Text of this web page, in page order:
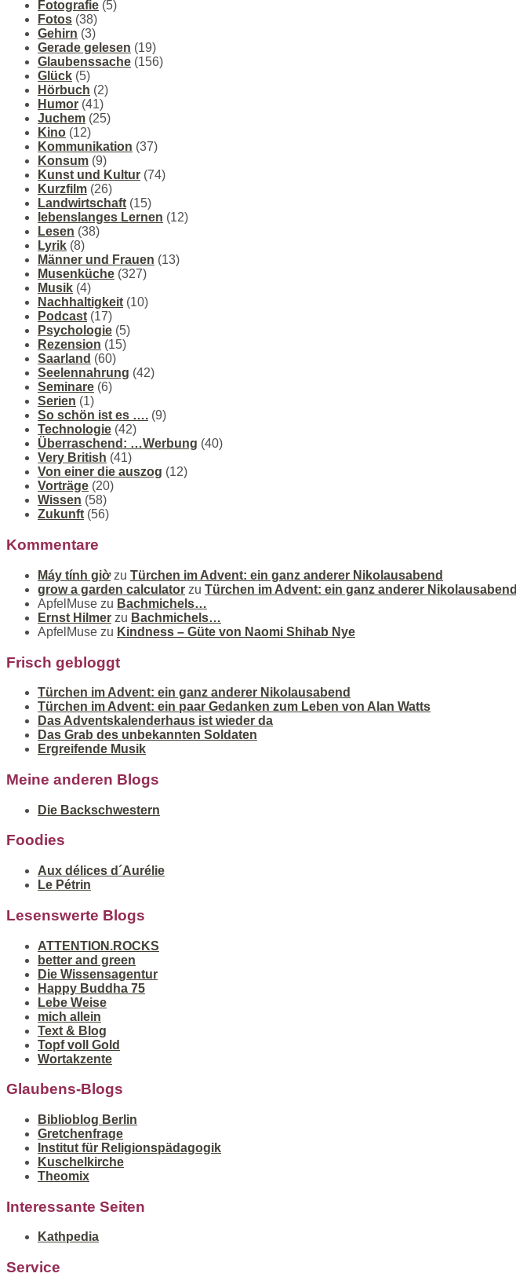
Fotografie (5)
Fotos (38)
Gehirn (3)
Gerade gelesen (19)
Glaubenssache (156)
Glück (5)
Hörbuch (2)
Humor (41)
Juchem (25)
Kino (12)
Kommunikation (37)
Konsum (9)
Kunst und Kultur (74)
Kurzfilm (26)
Landwirtschaft (15)
lebenslanges Lernen (12)
Lesen (38)
Lyrik (8)
Männer und Frauen (13)
Musenküche (327)
Musik (4)
Nachhaltigkeit (10)
Podcast (17)
Psychologie (5)
Rezension (15)
Saarland (60)
Seelennahrung (42)
Seminare (6)
Serien (1)
So schön ist es …. (9)
Technologie (42)
Überraschend: …Werbung (40)
Very British (41)
Von einer die auszog (12)
Vorträge (20)
Wissen (58)
Zukunft (56)
Kommentare
Máy tính giờzu Türchen im Advent: ein ganz anderer Nikolausabend
grow a garden calculator zu Türchen im Advent: ein ganz anderer Nikolausabend
ApfelMuse zu Bachmichels…
Ernst Hilmer zu Bachmichels…
ApfelMuse zu Kindness – Güte von Naomi Shihab Nye
Frisch gebloggt
Türchen im Advent: ein ganz anderer Nikolausabend
Türchen im Advent: ein paar Gedanken zum Leben von Alan Watts
Das Adventskalenderhaus ist wieder da
Das Grab des unbekannten Soldaten
Ergreifende Musik
Meine anderen Blogs
Die Backschwestern
Foodies
Aux délices d´Aurélie
Le Pétrin
Lesenswerte Blogs
ATTENTION.ROCKS
better and green
Die Wissensagentur
Happy Buddha 75
Lebe Weise
mich allein
Text & Blog
Topf voll Gold
Wortakzente
Glaubens-Blogs
Biblioblog Berlin
Gretchenfrage
Institut für Religionspädagogik
Kuschelkirche
Theomix
Interessante Seiten
Kathpedia
Service